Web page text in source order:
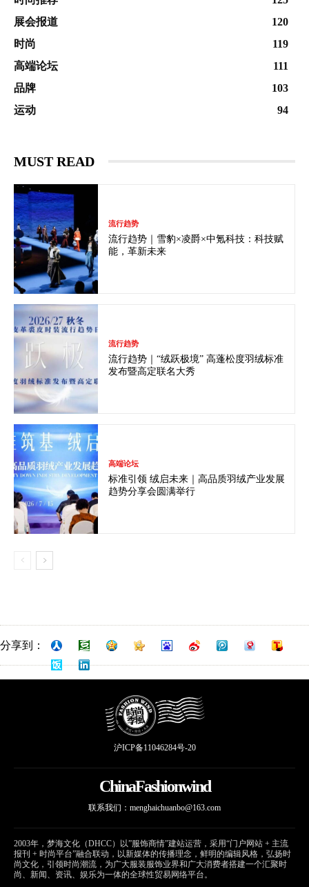
展会报道
120
时尚
119
高端论坛
111
品牌
103
运动
94
MUST READ
流行趋势
流行趋势｜雪豹×凌爵×中氪科技：科技赋
能，革新未来
流行趋势
流行趋势｜“绒跃极境” 高蓬松度羽绒标准
发布暨高定联名大秀
高端论坛
标准引领 绒启未来｜高品质羽绒产业发展
趋势分享会圆满举行
分享到：
沪ICP备11046284号-20
ChinaFashionwind
联系我们： menghaichuanbo@163.com
2003年，梦海文化（DHCC）以”服饰商情”建站运营，采用“门户网站 + 主流
报刊 + 时尚平台”融合联动，以新媒体的传播理念，鲜明的编辑风格，弘扬时
尚文化，引领时尚潮流，为广大服装服饰业界和广大消费者搭建一个汇聚时
尚、新闻、资讯、娱乐为一体的全球性贸易网络平台。